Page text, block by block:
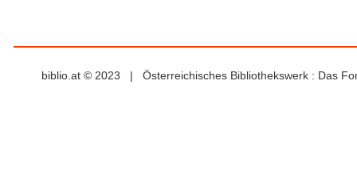
biblio.at © 2023 | Österreichisches Bibliothekswerk : Das